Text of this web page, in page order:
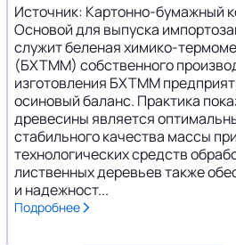
Источник: Картонно-бумажный
Основой для выпуска
служит беленая химико-
(БХТММ) собственного
изготовления БХТММ
осиновый баланс. Практика
древесины является
стабильного качества массы
технологических средств
лиственных деревьев также
и надежност...
Подробнее